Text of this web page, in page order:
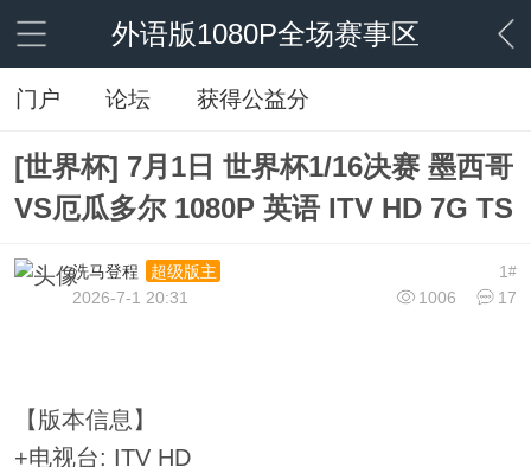
外语版1080P全场赛事区
门户 论坛 获得公益分
[世界杯] 7月1日 世界杯1/16决赛 墨西哥
VS厄瓜多尔 1080P 英语 ITV HD 7G TS
1#
洗马登程
超级版主
1006
17
2026-7-1 20:31
【版本信息】
+电视台: ITV HD